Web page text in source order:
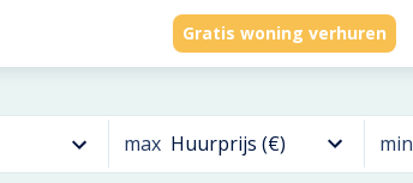
Gratis woning verhuren
max Huurprijs (€) min